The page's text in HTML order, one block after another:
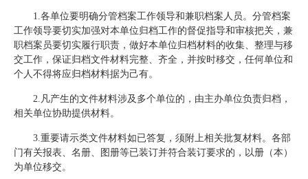
1.各单位要明确分管档案工作领导和兼职档案人员。分管档案
工作领导要切实加强对本单位归档工作的督促指导和审核把关，兼
职档案员要切实履行职责，做好本单位归档材料的收集、整理与移
交工作，保证归档文件材料完整、齐全，并按时移交，任何单位和
个人不得将应归档材料据为己有。
2.凡产生的文件材料涉及多个单位的，由主办单位负责归档，
相关单位协助提供材料。
3.重要请示类文件材料如已答复，须附上相关批复材料。各部
门有关报表、名册、图册等已装订并符合装订要求的，以册（本）
为单位移交。